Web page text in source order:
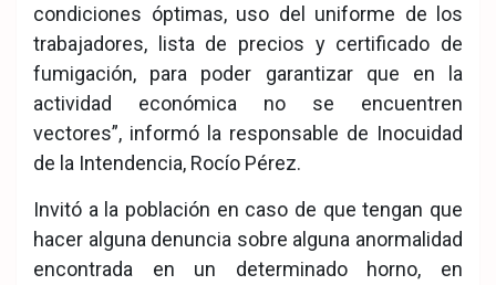
condiciones óptimas, uso del uniforme de los
trabajadores, lista de precios y certificado de
fumigación, para poder garantizar que en la
actividad económica no se encuentren
vectores”, informó la responsable de Inocuidad
de la Intendencia, Rocío Pérez.
Invitó a la población en caso de que tengan que
hacer alguna denuncia sobre alguna anormalidad
encontrada en un determinado horno, en